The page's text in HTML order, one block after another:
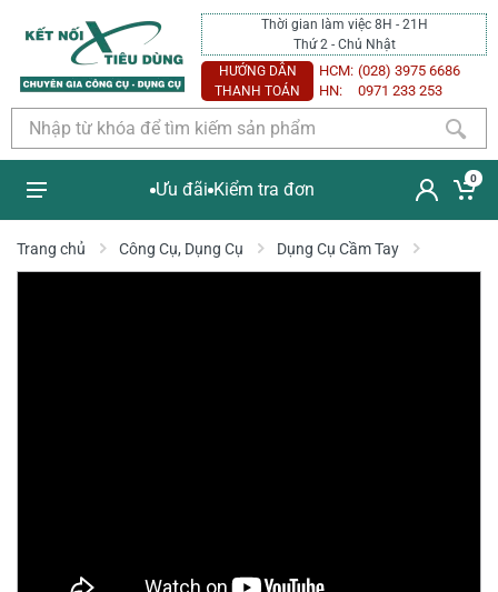
Thời gian làm việc 8H - 21H
Thứ 2 - Chủ Nhật
HƯỚNG DẪN
THANH TOÁN
HCM: (028) 3975 6686
HN:
0971 233 253
Ưu đãi Kiểm tra đơn
0
Trang chủ Công Cụ, Dụng Cụ Dụng Cụ Cầm Tay